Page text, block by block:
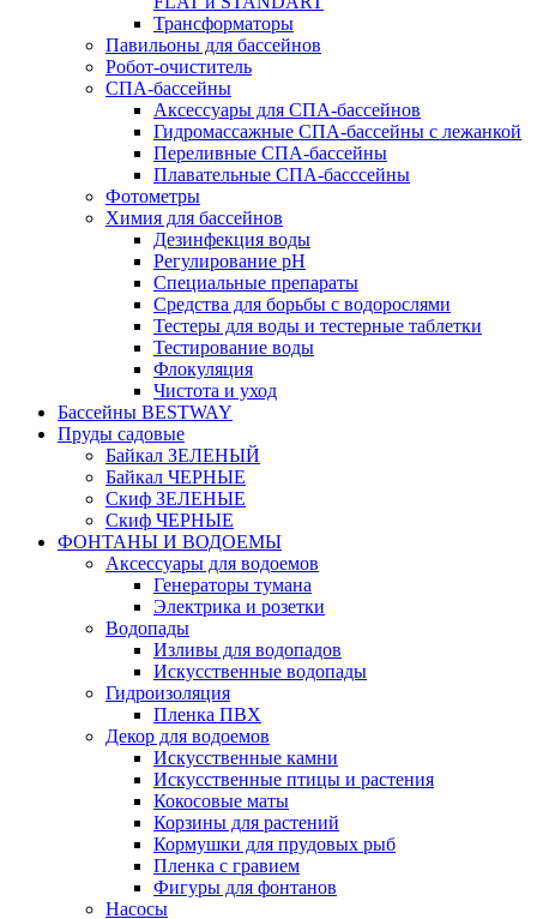
Трансформаторы
Павильоны для бассейнов
Робот-очиститель
СПА-бассейны
Аксессуары для СПА-бассейнов
Гидромассажные СПА-бассейны с лежанкой
Переливные СПА-бассейны
Плавательные СПА-басссейны
Фотометры
Химия для бассейнов
Дезинфекция воды
Регулирование pH
Специальные препараты
Средства для борьбы с водорослями
Тестеры для воды и тестерные таблетки
Тестирование воды
Флокуляция
Чистота и уход
Бассейны BESTWAY
Пруды садовые
Байкал ЗЕЛЕНЫЙ
Байкал ЧЕРНЫЕ
Скиф ЗЕЛЕНЫЕ
Скиф ЧЕРНЫЕ
ФОНТАНЫ И ВОДОЕМЫ
Аксессуары для водоемов
Генераторы тумана
Электрика и розетки
Водопады
Изливы для водопадов
Искусственные водопады
Гидроизоляция
Пленка ПВХ
Декор для водоемов
Искусственные камни
Искусственные птицы и растения
Кокосовые маты
Корзины для растений
Кормушки для прудовых рыб
Пленка с гравием
Фигуры для фонтанов
Насосы